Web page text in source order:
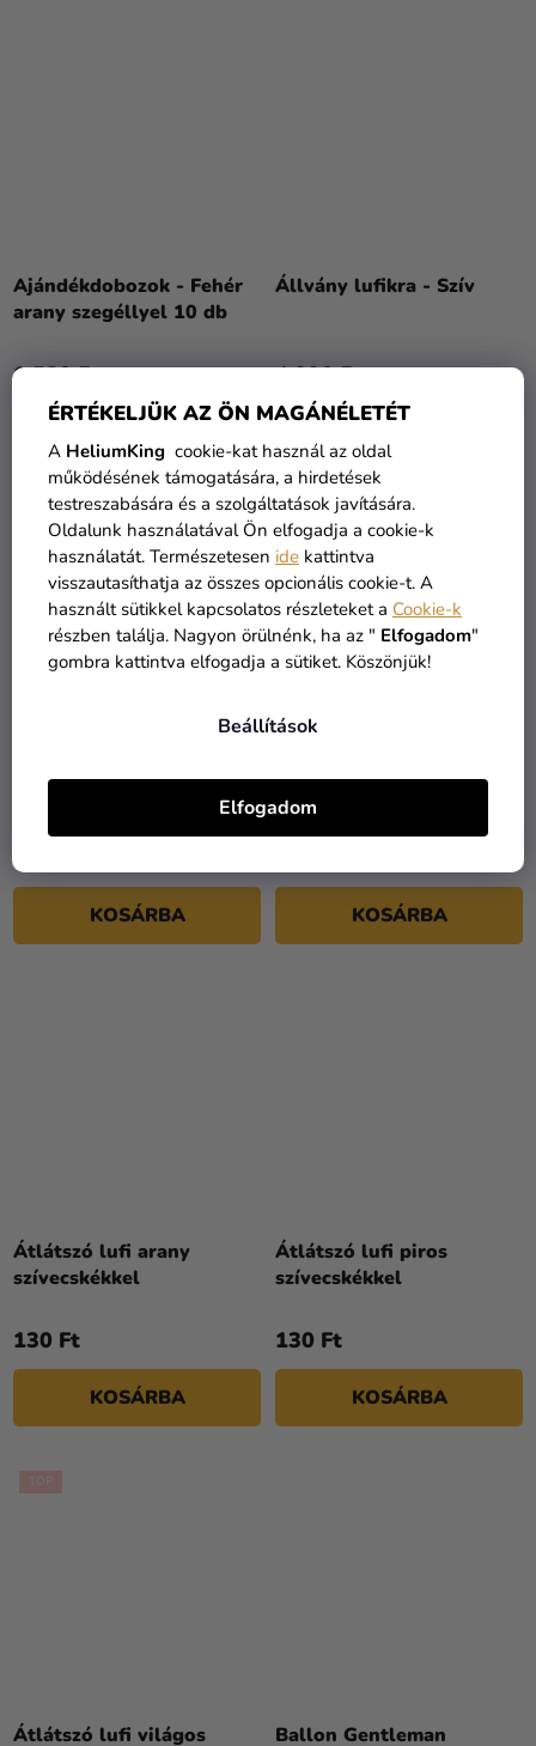
ÉRTÉKELJÜK AZ ÖN MAGÁNÉLETÉT
A HeliumKing cookie-kat használ az oldal
működésének támogatására, a hirdetések
testreszabására és a szolgáltatások javítására.
Oldalunk használatával Ön elfogadja a cookie-k
használatát. Természetesen ide kattintva
visszautasíthatja az összes opcionális cookie-t. A
használt sütikkel kapcsolatos részleteket a Cookie-k
részben találja. Nagyon örülnénk, ha az " Elfogadom"
gombra kattintva elfogadja a sütiket. Köszönjük!
Beállítások
Elfogadom
Ajándékdobozok - Fehér
arany szegéllyel 10 db
1 580 Ft
Állvány lufikra - Szív
4 990 Ft
590 Ft
KOSÁRBA
TOP
KOSÁRBA
Átlátszó lufi arany
szívecskékkel
130 Ft
KOSÁRBA
Átlátszó lufi piros
szívecskékkel
130 Ft
KOSÁRBA
Átlátszó lufi világos Ballon Gentleman